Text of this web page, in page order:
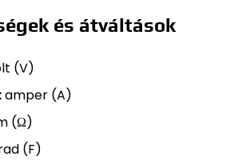
és átváltások
(V)
amper (A)
(Ω)
(F)